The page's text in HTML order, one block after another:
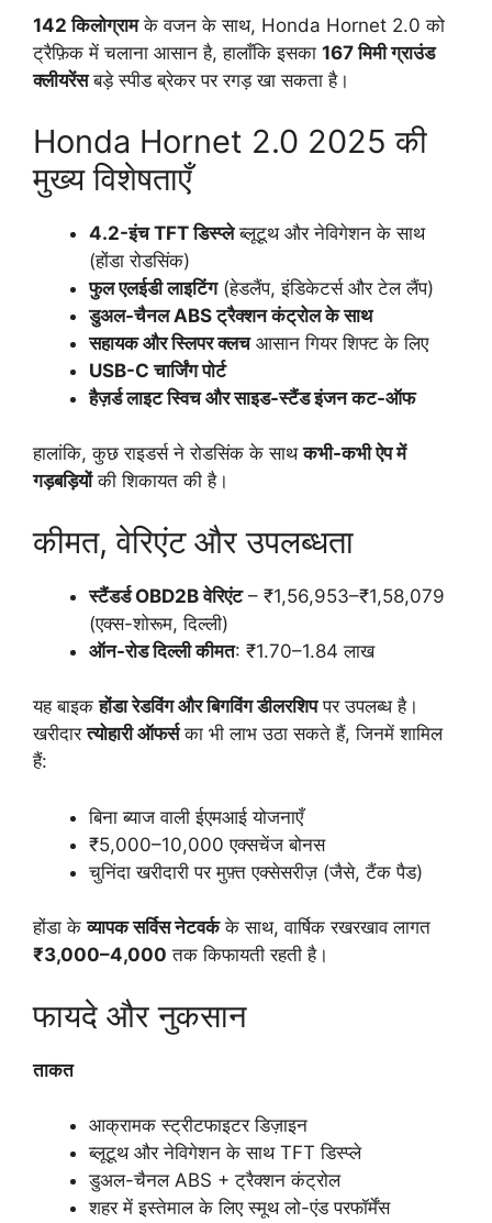
142 किलोग्रामके वजन के साथ, Honda Hornet 2.0 को
ट्रैफ़िक में चलाना आसान है, हालाँकि इसका 167 मिमी ग्राउंड
क्लीयरेंसबड़े स्पीड ब्रेकर पर रगड़ खा सकता है।
Honda Hornet 2.0 2025 की
मुख्य विशेषताएँ
4.2-इंच TFT डिस्प्लेब्लूटूथ और नेविगेशन के साथ
(होंडा रोडसिंक)
फुल एलईडी लाइटिंग(हेडलैंप, इंडिकेटर्स और टेल लैंप)
डुअल-चैनल ABS ट्रैक्शन कंट्रोल के साथ
सहायक और स्लिपर क्लचआसान गियर शिफ्ट के लिए
USB-C चार्जिंग पोर्ट
हैज़र्ड लाइट स्विच और साइड-स्टैंड इंजन कट-ऑफ
हालांकि, कुछ राइडर्स ने रोडसिंक के साथकभी-कभी ऐप में
गड़बड़ियोंकी शिकायत की है।
कीमत, वेरिएंट और उपलब्धता
स्टैंडर्ड OBD2B वेरिएंट– ₹1,56,953–₹1,58,079
(एक्स-शोरूम, दिल्ली)
ऑन-रोड दिल्ली कीमत: ₹1.70–1.84 लाख
यह बाइकहोंडा रेडविंग और बिगविंग डीलरशिपपर उपलब्ध है।
खरीदारत्योहारी ऑफर्सका भी लाभ उठा सकते हैं, जिनमें शामिल
हैं:
बिना ब्याज वाली ईएमआई योजनाएँ
₹5,000–10,000 एक्सचेंज बोनस
चुनिंदा खरीदारी पर मुफ़्त एक्सेसरीज़ (जैसे, टैंक पैड)
होंडा केव्यापक सर्विस नेटवर्कके साथ, वार्षिक रखरखाव लागत
₹3,000–4,000 तक किफायती रहती है।
फायदे और नुकसान
ताकत
आक्रामक स्ट्रीटफाइटर डिज़ाइन
ब्लूटूथ और नेविगेशन के साथ TFT डिस्प्ले
डुअल-चैनल ABS + ट्रैक्शन कंट्रोल
शहर में इस्तेमाल के लिए स्मूथ लो-एंड परफॉर्मेंस